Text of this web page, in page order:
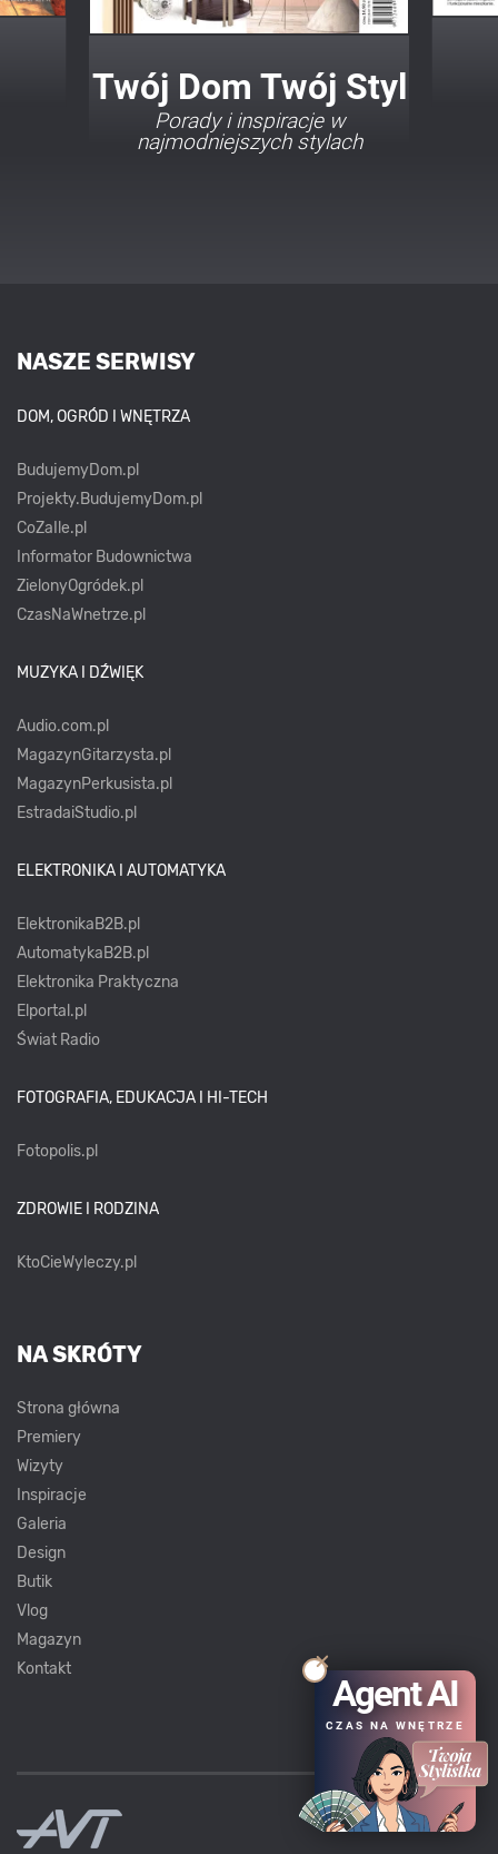
Twój Dom Twój Styl
Porady i inspiracje w
najmodniejszych stylach
NASZE SERWISY
DOM, OGRÓD I WNĘTRZA
BudujemyDom.pl
Projekty.BudujemyDom.pl
CoZaIle.pl
Informator Budownictwa
ZielonyOgródek.pl
CzasNaWnetrze.pl
MUZYKA I DŹWIĘK
Audio.com.pl
MagazynGitarzysta.pl
MagazynPerkusista.pl
EstradaiStudio.pl
ELEKTRONIKA I AUTOMATYKA
ElektronikaB2B.pl
AutomatykaB2B.pl
Elektronika Praktyczna
Elportal.pl
Świat Radio
FOTOGRAFIA, EDUKACJA I HI-TECH
Fotopolis.pl
ZDROWIE I RODZINA
KtoCieWyleczy.pl
NA SKRÓTY
Strona główna
Premiery
Wizyty
Inspiracje
Galeria
Design
Butik
Vlog
Magazyn
Kontakt
Agent AI
CZAS NA WNĘTRZE